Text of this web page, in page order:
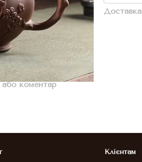
або коментар
Доставка
Клієнтам